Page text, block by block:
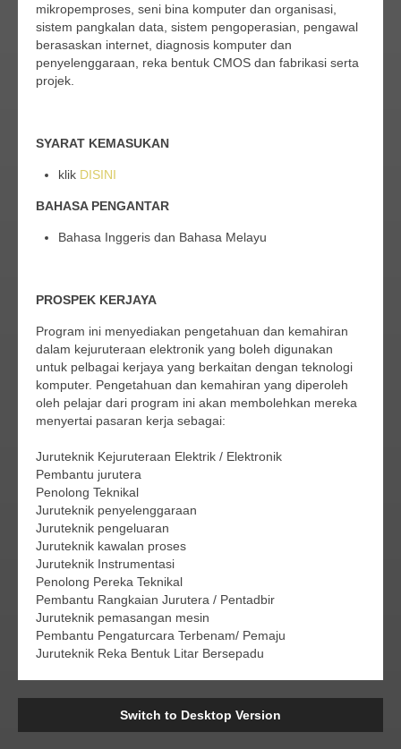
mikropemproses, seni bina komputer dan organisasi,
sistem pangkalan data, sistem pengoperasian, pengawal
berasaskan internet, diagnosis komputer dan
penyelenggaraan, reka bentuk CMOS dan fabrikasi serta
projek.
SYARAT KEMASUKAN
klik DISINI
BAHASA PENGANTAR
Bahasa Inggeris dan Bahasa Melayu
PROSPEK KERJAYA
Program ini menyediakan pengetahuan dan kemahiran
dalam kejuruteraan elektronik yang boleh digunakan
untuk pelbagai kerjaya yang berkaitan dengan teknologi
komputer. Pengetahuan dan kemahiran yang diperoleh
oleh pelajar dari program ini akan membolehkan mereka
menyertai pasaran kerja sebagai:
Juruteknik Kejuruteraan Elektrik / Elektronik
Pembantu jurutera
Penolong Teknikal
Juruteknik penyelenggaraan
Juruteknik pengeluaran
Juruteknik kawalan proses
Juruteknik Instrumentasi
Penolong Pereka Teknikal
Pembantu Rangkaian Jurutera / Pentadbir
Juruteknik pemasangan mesin
Pembantu Pengaturcara Terbenam/ Pemaju
Juruteknik Reka Bentuk Litar Bersepadu
Switch to Desktop Version